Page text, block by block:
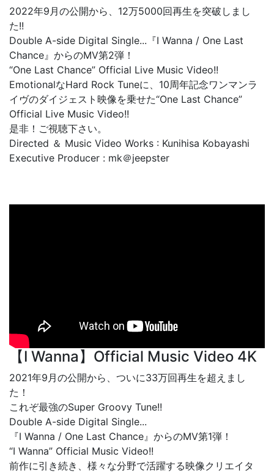
2022年9月の公開から、12万5000回再生を突破しまし
た!!
Double A-side Digital Single...『I Wanna / One Last
Chance』からのMV第2弾！
“One Last Chance” Official Live Music Video!!
EmotionalなHard Rock Tuneに、10周年記念ワンマンラ
イヴのダイジェスト映像を乗せた“One Last Chance”
Official Live Music Video!!
是非！ご視聴下さい。
Directed ＆ Music Video Works : Kunihisa Kobayashi
Executive Producer : mk＠jeepster
【I Wanna】Official Music Video 4K
2021年9月の公開から、ついに33万回再生を超えまし
た！
これぞ最強のSuper Groovy Tune!!
Double A-side Digital Single...
『I Wanna / One Last Chance』からのMV第1弾！
“I Wanna” Official Music Video!!
前作に引き続き、様々な分野で活躍する映像クリエイタ